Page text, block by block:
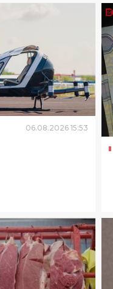
06.08.2026 15:53